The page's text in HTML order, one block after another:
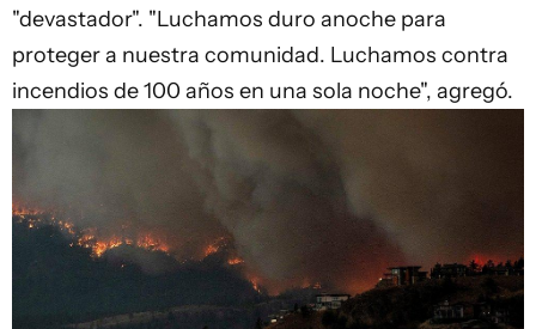
"devastador". "Luchamos duro anoche para
proteger a nuestra comunidad. Luchamos contra
incendios de 100 años en una sola noche", agregó.